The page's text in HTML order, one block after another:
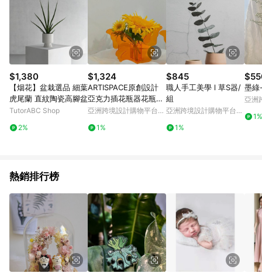
運費，攤位費等不具贈點資格。 9. LINE 購物站上之商品規格、
顏色、價位、贈品如與 Pinkoi 商品資訊頁及購物車不符，以
Pinkoi 購物商品資訊頁及購物車標示為準。 10. 點數紅包使用規
則請以點數紅包活動說明為準。 11. 若於 LINE 購物前往 Pinkoi
頁面後才首次下載 Pinkoi APP 並完成訂單，不符合導購資格；承
上，首次下載 Pinkoi APP 後，需透過 LINE 購物前往 Pinkoi 頁
面，方享導購資格。
$1,380
【烟花】盆栽選品 細葉
虎尾蘭 直紋陶瓷高腳盆
TutorABC Shop
2%
$1,324
ARTISPACE原創設計
亞克力插花瓶器花瓶擺
件
亞洲跨境設計購物平台
1%
$845
職人手工美學 l 草S器/
組
亞洲跨境設計購物平台
1%
墨綠
亞洲
1%
熱銷排行榜